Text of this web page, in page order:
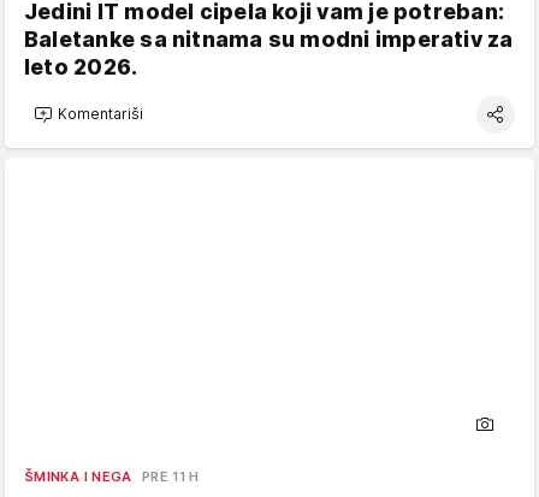
Jedini IT model cipela koji vam je potreban:
Baletanke sa nitnama su modni imperativ za
leto 2026.
Komentariši
ŠMINKA I NEGA PRE 11 H